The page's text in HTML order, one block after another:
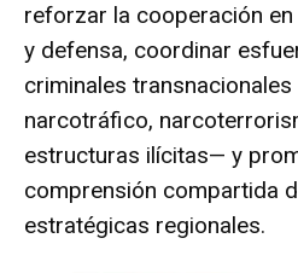
reforzar la cooperación
y defensa, coordinar
criminales
narcotráfico,
estructuras ilícitas— y
comprensión compartida
estratégicas regionales.